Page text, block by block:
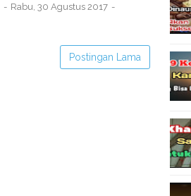
Rabu, 30 Agustus 2017
Postingan Lama